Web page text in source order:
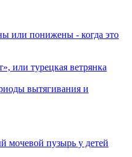
или понижены - когда это
или турецкая ветрянка
вытягивания и
пузырь у детей